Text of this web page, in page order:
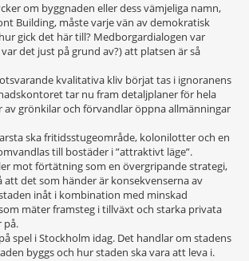
om byggnaden eller dess vämjeliga namn,
Building, måste varje vän av demokratisk
gick det här till? Medborgardialogen var
det just på grund av?) att platsen är så
kvalitativa kliv börjat tas i ignoranens
tar nu fram detaljplaner för hela
av grönkilar och förvandlar öppna allmänningar
ska fritidsstugeområde, kolonilotter och en
till bostäder i ”attraktivt läge”.
mot förtätning som en övergripande strategi,
att det som händer är konsekvenserna av
inåt i kombination med minskad
mäter framsteg i tillväxt och starka privata
på.
spel i Stockholm idag. Det handlar om stadens
byggs och hur staden ska vara att leva i.